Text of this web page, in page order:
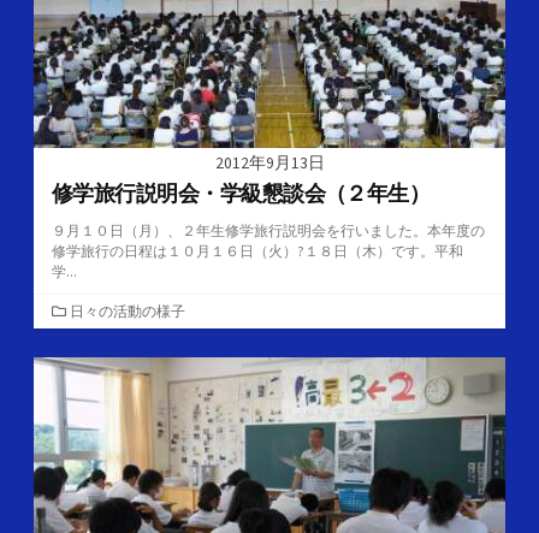
2012年9月13日
修学旅行説明会・学級懇談会（２年生）
９月１０日（月）、２年生修学旅行説明会を行いました。本年度の
修学旅行の日程は１０月１６日（火）?１８日（木）です。平和
学...
カ
テ
ゴ
リ
ー
日々の活動の様子